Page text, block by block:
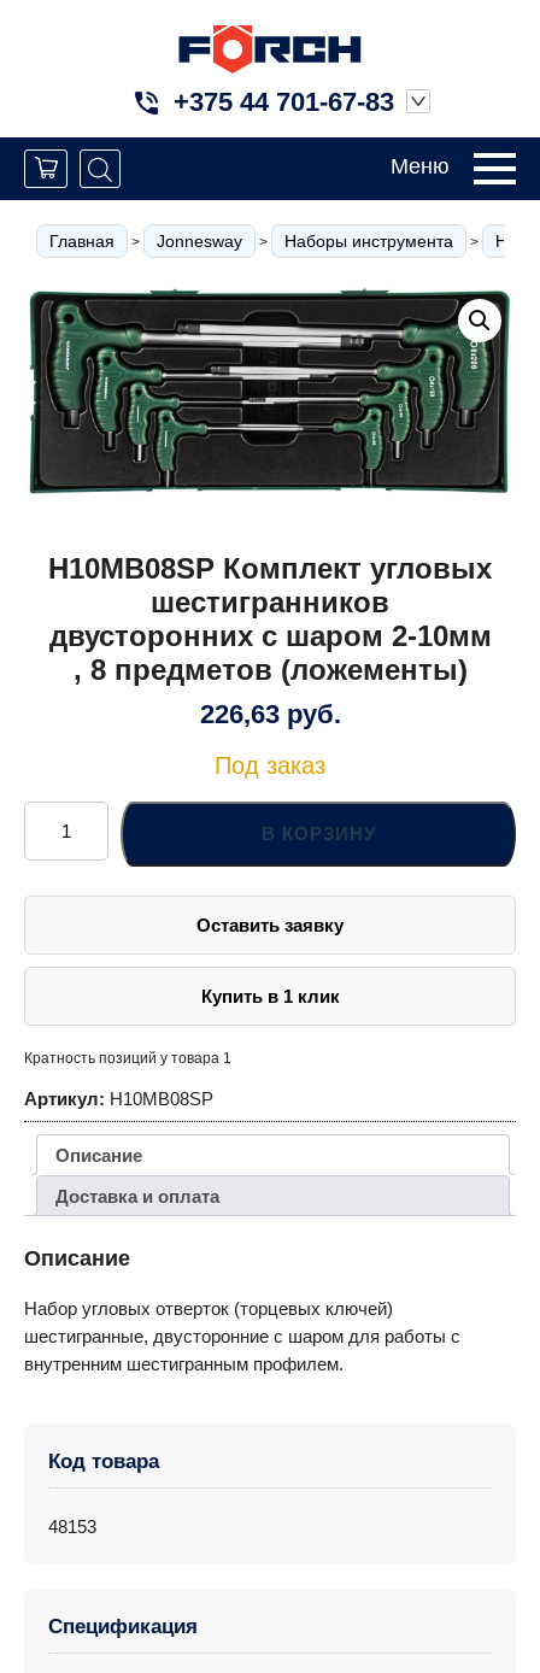
+375 44 701-67-83
Меню
Главная > Jonnesway > Наборы инструмента >
H10MB08SP Комплект угловых
шестигранников
двусторонних с шаром 2-10мм
, 8 предметов (ложементы)
226,63 руб.
Под заказ
Количество
товара
H10MB08SP
Комплект
шестигранников
предметов
В КОРЗИНУ
Оставить заявку
Купить в 1 клик
Кратность позиций у товара 1
Артикул: H10MB08SP
Описание
Доставка и оплата
Описание
Набор угловых отверток (торцевых ключей)
шестигранные, двусторонние с шаром для работы с
внутренним шестигранным профилем.
Код товара
48153
Спецификация